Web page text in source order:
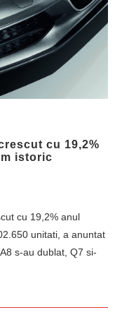
cu 19,2%
istoric
cu 19,2% anul
unitati, a anuntat
s-au dublat, Q7 si-